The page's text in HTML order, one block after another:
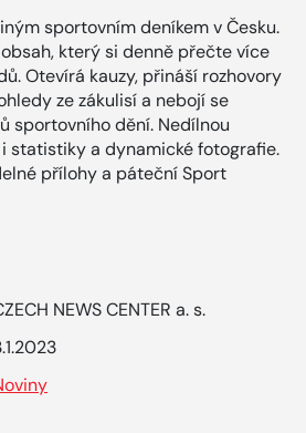
sportovním deníkem v Česku.
který si denně přečte více
Otevírá kauzy, přináší rozhovory
ze zákulisí a nebojí se
sportovního dění. Nedílnou
statistiky a dynamické fotografie.
přílohy a páteční Sport
NEWS CENTER a. s.